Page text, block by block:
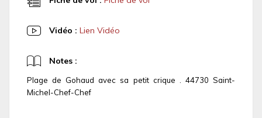
Vidéo : Lien Vidéo
Notes :
Plage de Gohaud avec sa petit crique . 44730 Saint-
Michel-Chef-Chef